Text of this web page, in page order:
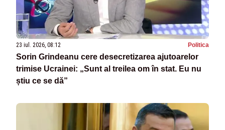
23 iul. 2026, 08:12 Politica
Sorin Grindeanu cere desecretizarea ajutoarelor
trimise Ucrainei: „Sunt al treilea om în stat. Eu nu
știu ce se dă”